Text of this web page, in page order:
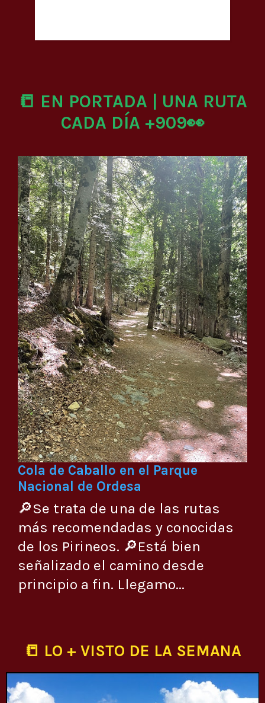
📒 EN PORTADA | UNA RUTA
CADA DÍA +909👀
Cola de Caballo en el Parque
Nacional de Ordesa
🔎Se trata de una de las rutas
más recomendadas y conocidas
de los Pirineos. 🔎Está bien
señalizado el camino desde
principio a fin. Llegamo...
📒 LO + VISTO DE LA SEMANA